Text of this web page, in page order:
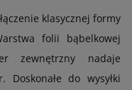
klasycznej formy
folii bąbelkowej
zewnętrzny nadaje
Doskonałe do wysyłki